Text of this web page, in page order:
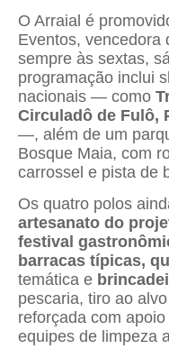
O Arraial é
Eventos, vencedora
sempre às sextas,
programação inclui
nacionais — como
Circuladô de Fulô,
—, além de um
Bosque Maia, com
carrossel e pista de
Os quatro polos
artesanato do
festival
barracas típicas,
temática e
pescaria, tiro ao
reforçada com
equipes de limpeza